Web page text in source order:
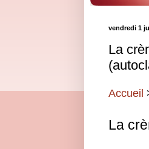
vendredi 1
La
Accueil
La